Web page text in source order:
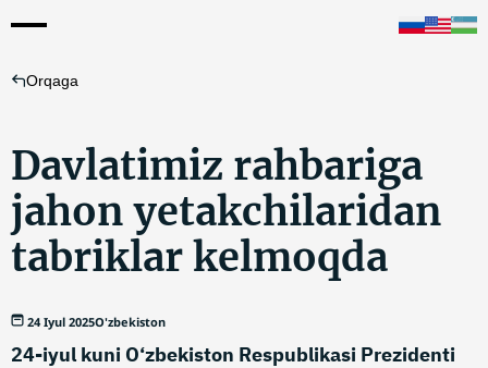
Orqaga
Davlatimiz rahbariga
jahon yetakchilaridan
tabriklar kelmoqda
24 Iyul 2025O'zbekiston
24-iyul kuni O‘zbekiston Respublikasi Prezidenti